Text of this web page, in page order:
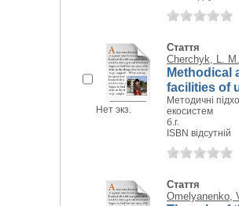
Нет экз.
Стаття
Cherchуk, L. M.
Methodical
facilities of
Методичні
екосистем
б.г.
ISBN відсутній
Стаття
Omelyanenko,